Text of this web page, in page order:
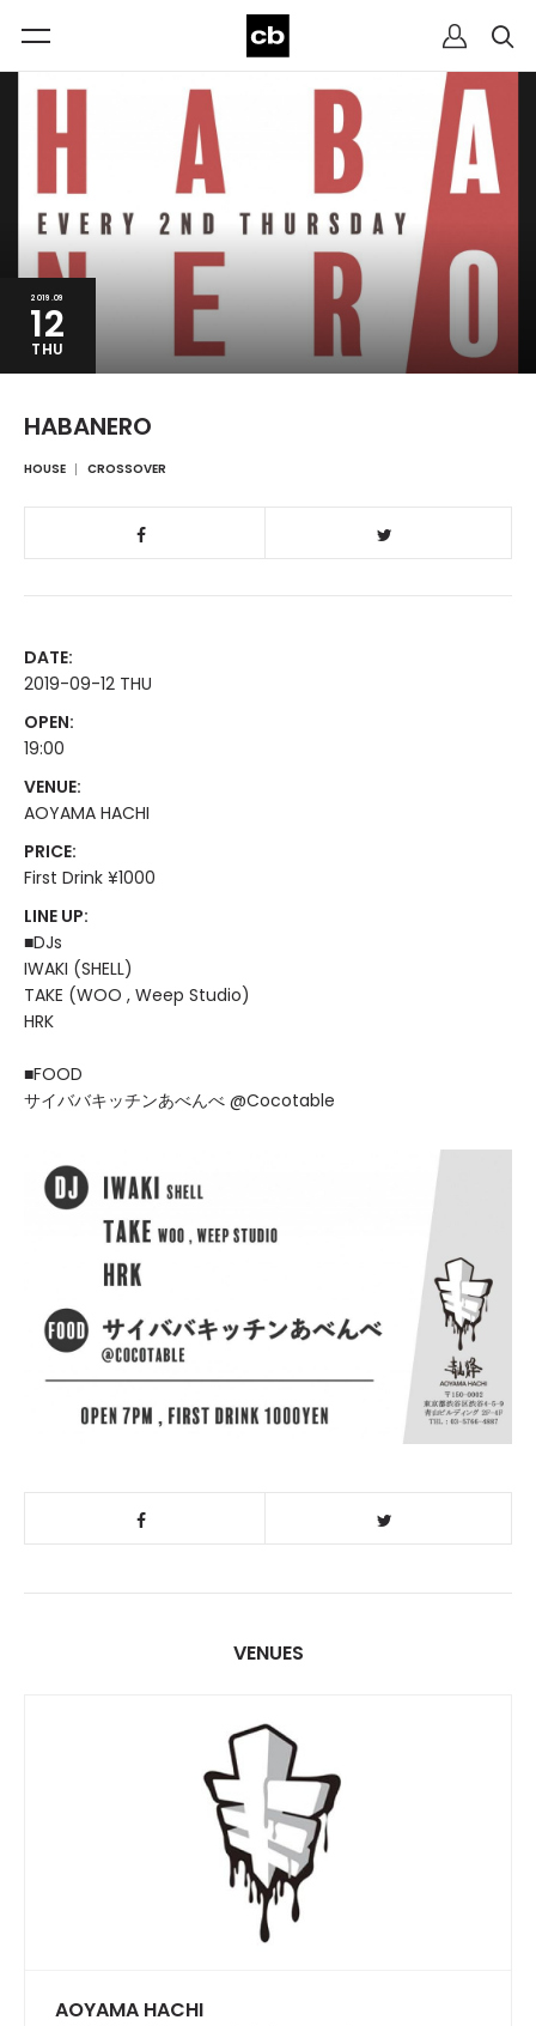
2019.09
12
THU
HABANERO
HOUSE CROSSOVER
DATE:
2019-09-12 THU
OPEN:
19:00
VENUE:
AOYAMA HACHI
PRICE:
First Drink ¥1000
LINE UP:
■DJs
IWAKI (SHELL)
TAKE (WOO , Weep Studio)
HRK
■FOOD
サイババキッチンあべんべ @Cocotable
VENUES
AOYAMA HACHI